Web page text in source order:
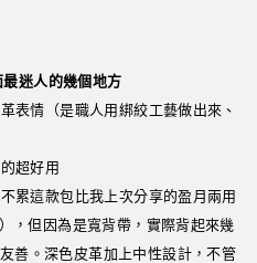
迷人的幾個地方
表情（是職人用綁絞工藝做出來、
超好用
累這款包比我上次分享的盈月兩用
，但因為是寬背帶，實際背起來幾
善。深色皮革加上中性設計，不管